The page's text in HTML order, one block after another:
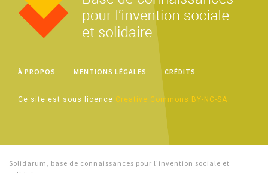
À PROPOS MENTIONS LÉGALES CRÉDITS
Ce site est sous licence Creative Commons BY-NC-SA
Solidarum, base de connaissances pour l'invention sociale et